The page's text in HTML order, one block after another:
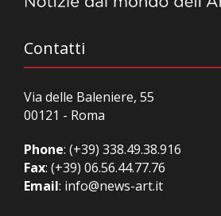
Contatti
Via delle Baleniere, 55
00121 - Roma
Phone: (+39) 338.49.38.916
Fax: (+39) 06.56.44.77.76
Email: info@news-art.it